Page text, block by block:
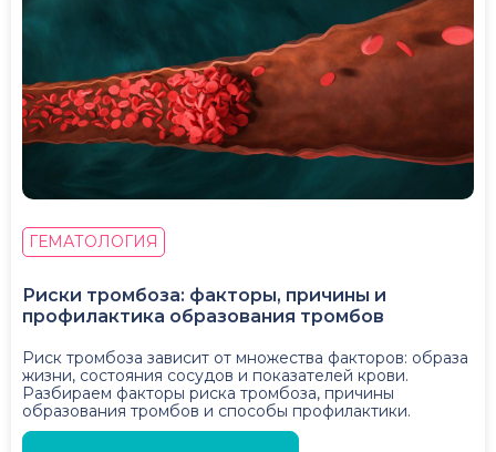
ГЕМАТОЛОГИЯ
Риски тромбоза: факторы, причины и
профилактика образования тромбов
Риск тромбоза зависит от множества факторов: образа
жизни, состояния сосудов и показателей крови.
Разбираем факторы риска тромбоза, причины
образования тромбов и способы профилактики.